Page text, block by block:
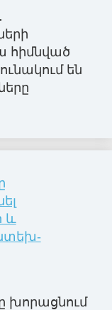
հիմնված
են
և
խորացնում